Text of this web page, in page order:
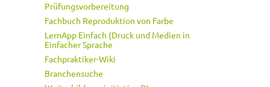
Prüfungsvorbereitung
Fachbuch Reproduktion von Farbe
LernApp Einfach (Druck und Medien in
Einfacher Sprache
Fachpraktiker-Wiki
Branchensuche